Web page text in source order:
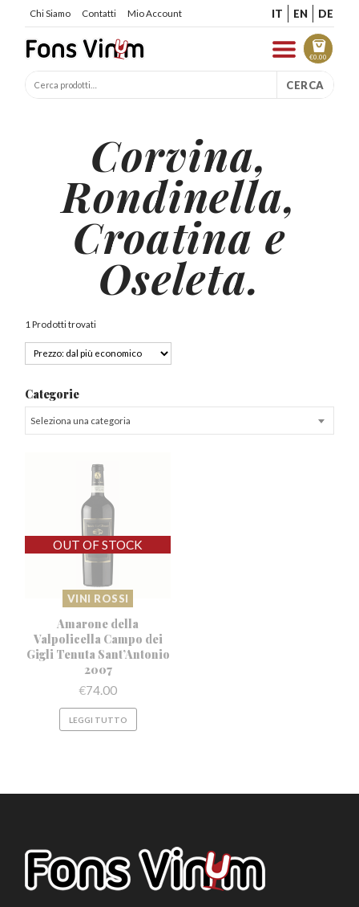
Chi Siamo Contatti Mio Account IT EN DE
€0.00
CERCA
Corvina,
Rondinella,
Croatina e
Oseleta.
1 Prodotti trovati
Categorie
Seleziona una categoria
VINI ROSSI
Amarone della
Valpolicella Campo dei
Gigli Tenuta Sant’Antonio
2007
€74.00
LEGGI TUTTO